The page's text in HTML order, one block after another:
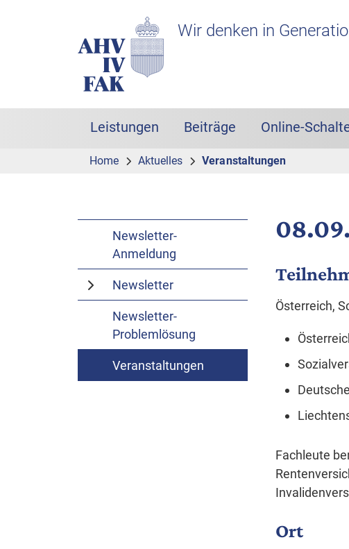
Headerbereich mit Logo und
Wir denken in
Hauptnavigation
Leistungen Beiträge Online-
Home Aktuelles Veranstaltungen
Newsletter-
Anmeldung
Newsletter
Newsletter-
Problemlösung
Veranstaltungen
Österreich,
Fachleute
Ort